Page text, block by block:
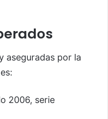
aseguradas por la
2006, serie